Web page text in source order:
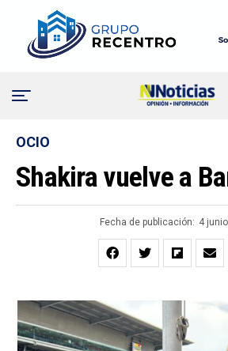
OCIO
Shakira vuelve a
Fecha de publicación: 4